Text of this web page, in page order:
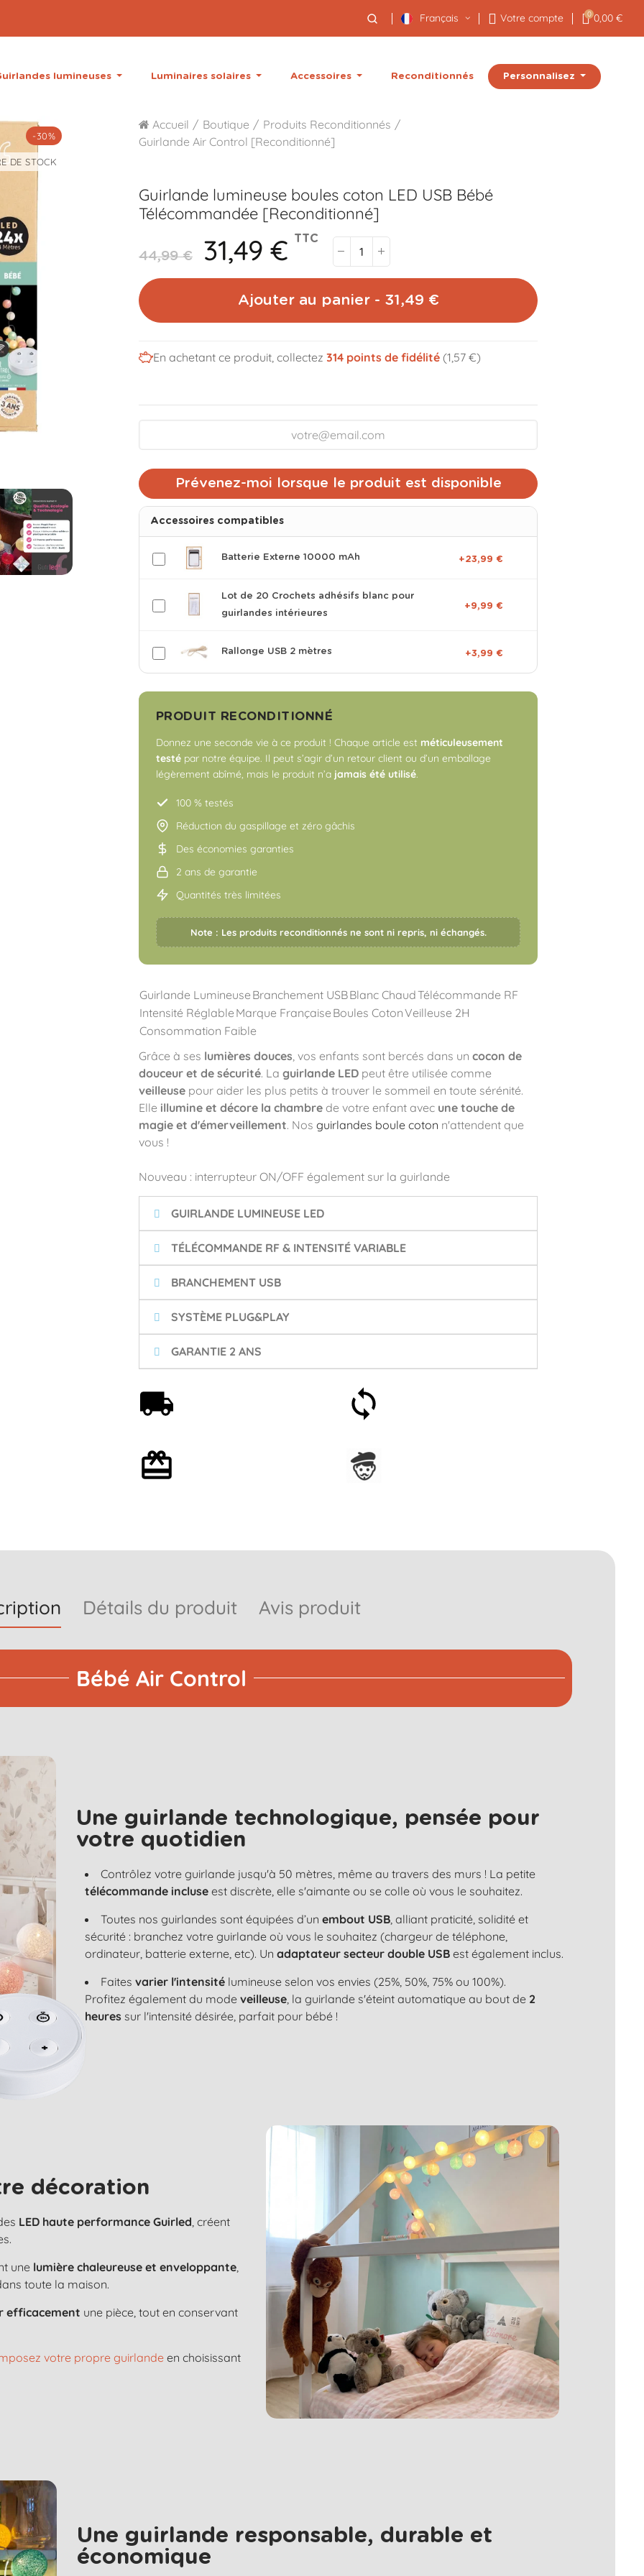
Français Votre compte 0 0,00 €
lumineuses Luminaires solaires Accessoires Reconditionnés Personnalisez
volume_off
-30%
DE STOCK
Accueil Boutique
Produits Reconditionnés
Guirlande Air Control [Reconditionné]
Guirlande lumineuse boules coton LED USBBébé
Télécommandée [Reconditionné]
44,99 € 31,49 € TTC
Ajouter au panier - 31,49 €
En achetant ce produit, collectez 314points de fidélité (1,57 €)
Prévenez-moi lorsque le produit est disponible
Accessoires compatibles
Batterie Externe 10000 mAh +23,99 €
Lot de 20 Crochets adhésifs blanc pour
guirlandes intérieures
+9,99 €
Rallonge USB 2 mètres +3,99 €
PRODUIT RECONDITIONNÉ
Donnez une seconde vie à ce produit ! Chaque article est méticuleusement
testépar notre équipe. Il peut s’agir d’un retour client ou d’un emballage
légèrement abîmé, mais le produit n’a jamais été utilisé.
100 % testés
Réduction du gaspillage et zéro gâchis
Des économies garanties
2 ans de garantie
Quantités très limitées
Note : Les produits reconditionnés ne sont ni repris, ni échangés.
Guirlande Lumineuse Branchement USBBlanc ChaudTélécommande RF
Intensité Réglable Marque Française Boules CotonVeilleuse 2H
Consommation Faible
Grâce à ses lumières douces , vos enfants sont bercés dans un cocon de
douceur et de sécurité. La guirlande LEDpeut être utilisée comme
veilleusepour aider les plus petits à trouver le sommeil en toute sérénité.
Elle illumine et décore la chambrede votre enfant avec une touche de
magie et d'émerveillement. Nos guirlandes boule coton n'attendent que
vous !
Nouveau : interrupteur ON/OFF également sur la guirlande
GUIRLANDE LUMINEUSE LED
TÉLÉCOMMANDE RF & INTENSITÉ VARIABLE
BRANCHEMENT USB
SYSTÈME PLUG&PLAY
GARANTIE 2 ANS
Détails du produit Avis produit
Bébé Air Control
Une guirlande technologique, pensée pour
votre quotidien
Contrôlez votre guirlande jusqu'à 50 mètres, même au travers des murs ! La petite
télécommande incluseest discrète, elle s'aimante ou se colle où vous le souhaitez.
Toutes nos guirlandes sont équipées d’unembout USB , alliant praticité, solidité et
sécurité : branchez votre guirlande où vous le souhaitez (chargeur de téléphone,
ordinateur, batterie externe, etc). Unadaptateur secteur double USB est également inclus.
Faitesvarier l'intensité lumineuse selon vos envies (25%, 50%, 75% ou 100%).
Profitez également du modeveilleuse , la guirlande s'éteint automatique au bout de 2
heures sur l'intensité désirée, parfait pour bébé !
décoration
LED haute performance Guirled , créent
une lumière chaleureuse et enveloppante
toute la maison.
efficacement une pièce, tout en conservant
votre propre guirlande en choisissant
Une guirlande responsable, durable et
économique